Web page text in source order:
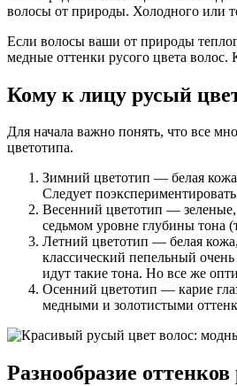
волосы от природы. Холодного или
Если волосы ваши от природы
медные оттенки русого цвета
Кому к лицу русый
Для начала важно понять, что все
цветотипа.
Зимний цветотип — белая
Следует
Весенний цветотип — зеленые,
седьмом уровне глубины тона
Летний цветотип — белая кожа,
классический пепельный
идут такие тона. Но все же
Осенний цветотип — карие
медными и золотистыми
Разнообразие оттенков